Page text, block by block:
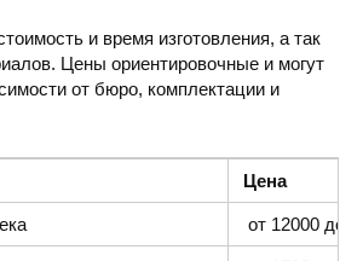
и время изготовления, а так
Цены ориентировочные и могут
от бюро, комплектации и
Цена
от 12000 до